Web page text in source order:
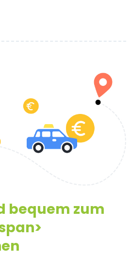
bequem zum